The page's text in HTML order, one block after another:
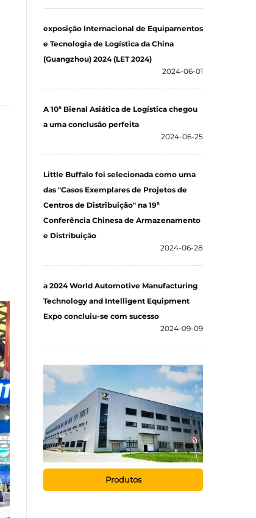
exposição Internacional de Equipamentos
e Tecnologia de Logística da China
(Guangzhou) 2024 (LET 2024)
2024-06-01
A 10ª Bienal Asiática de Logística chegou
a uma conclusão perfeita
2024-06-25
Little Buffalo foi selecionada como uma
das "Casos Exemplares de Projetos de
Centros de Distribuição" na 19ª
Conferência Chinesa de Armazenamento
e Distribuição
2024-06-28
a 2024 World Automotive Manufacturing
Technology and Intelligent Equipment
Expo concluiu-se com sucesso
2024-09-09
Produtos